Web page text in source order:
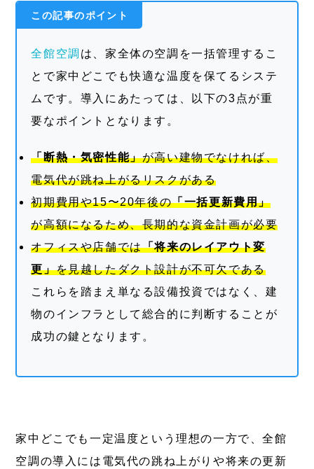
この記事のポイント
全館空調 は、家全体の空調を一括管理するこ
とで家中どこでも快適な温度を保てるシステ
ムです。導入にあたっては、以下の3点が重
要なポイントとなります。
「断熱・気密性能」が高い建物でなければ、
電気代が跳ね上がるリスクがある
初期費用や15〜20年後の「一括更新費用」
が高額になるため、長期的な資金計画が必要
オフィスや店舗では「将来のレイアウト変
更」を見越したダクト設計が不可欠である
これらを踏まえ単なる設備投資ではなく、建
物のインフラとして総合的に判断することが
成功の鍵となります。
家中どこでも一定温度という理想の一方で、全館
空調の導入には電気代の跳ね上がりや将来の更新